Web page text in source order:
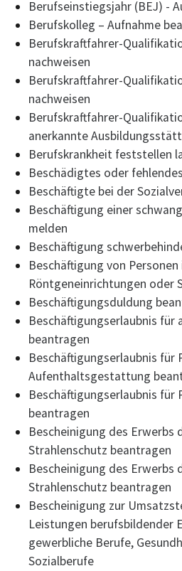
Berufseinstiegsjahr (BEJ) -
Berufskolleg – Aufnahme
Berufskraftfahrer-
nachweisen
Berufskraftfahrer-
nachweisen
Berufskraftfahrer-
anerkannte
Berufskrankheit feststellen
Beschädigtes oder
Beschäftigte bei der
Beschäftigung einer
melden
Beschäftigung
Beschäftigung von
Röntgeneinrichtungen oder
Beschäftigungsduldung
Beschäftigungserlaubnis für
beantragen
Beschäftigungserlaubnis für
Aufenthaltsgestattung
Beschäftigungserlaubnis für
beantragen
Bescheinigung des Erwerbs
Strahlenschutz beantragen
Bescheinigung des Erwerbs
Strahlenschutz beantragen
Bescheinigung zur
Leistungen berufsbildender
gewerbliche Berufe,
Sozialberufe